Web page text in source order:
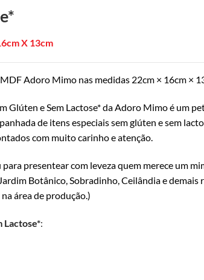
X 13cm
Adoro Mimo nas medidas 22cm × 16cm ×
Glúten e Sem Lactose* da Adoro Mimo é um
de itens especiais sem glúten e sem
com muito carinho e atenção.
presentear com leveza quem merece um
Botânico, Sobradinho, Ceilândia e demais
área de produção.)
Lactose*: